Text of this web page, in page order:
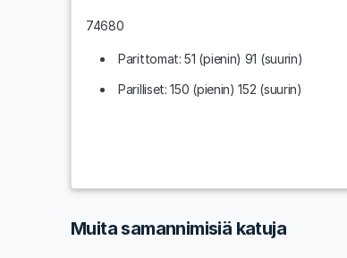
74680
Parittomat: 51 (pienin) 91 (suurin)
Parilliset: 150 (pienin) 152 (suurin)
Muita samannimisiä katuja